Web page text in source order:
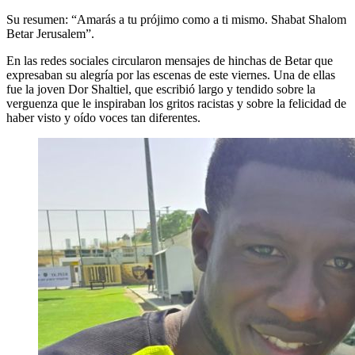
Su resumen: “Amarás a tu prójimo como a ti mismo. Shabat Shalom
Betar Jerusalem”.
En las redes sociales circularon mensajes de hinchas de Betar que
expresaban su alegría por las escenas de este viernes. Una de ellas
fue la joven Dor Shaltiel, que escribió largo y tendido sobre la
verguenza que le inspiraban los gritos racistas y sobre la felicidad de
haber visto y oído voces tan diferentes.